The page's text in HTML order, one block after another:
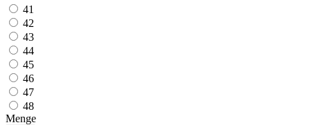
41
42
43
44
45
46
47
48
Menge